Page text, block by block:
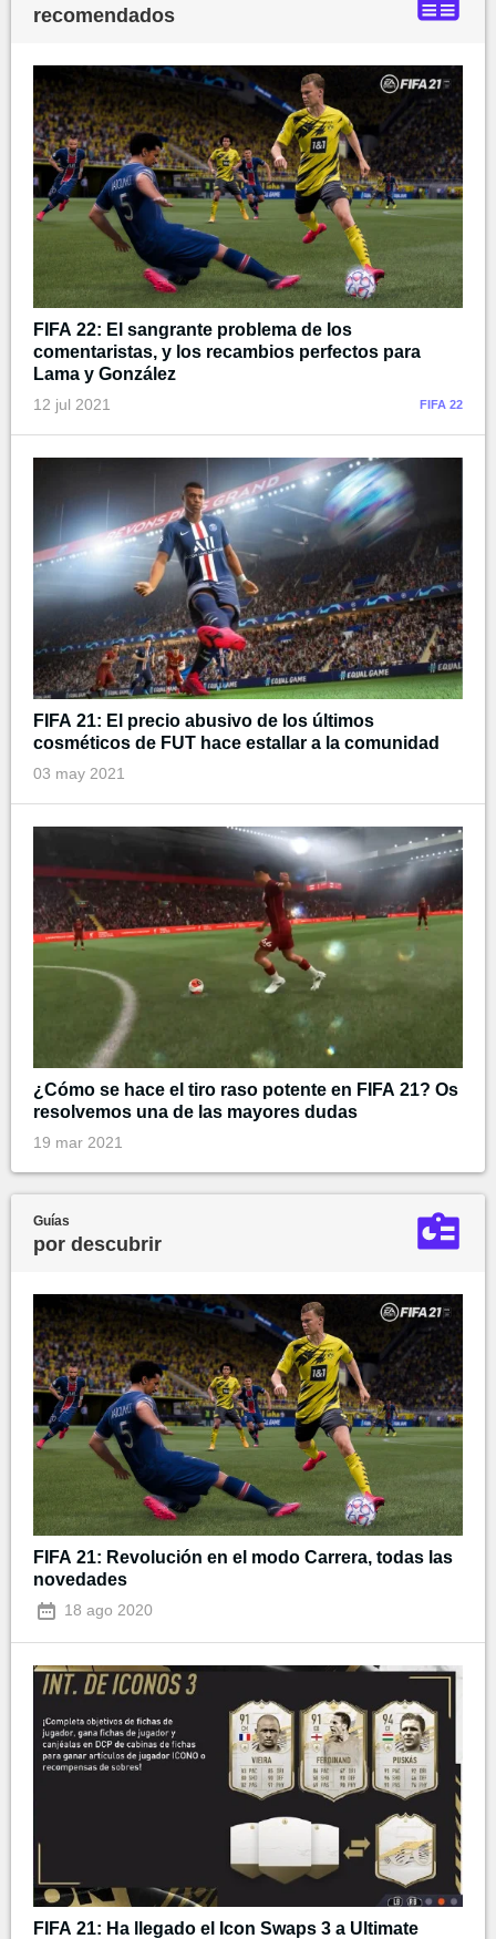
recomendados
FIFA 22: El sangrante problema de los
comentaristas, y los recambios perfectos para
Lama y González
12 jul 2021 FIFA 22
FIFA 21: El precio abusivo de los últimos
cosméticos de FUT hace estallar a la comunidad
03 may 2021
¿Cómo se hace el tiro raso potente en FIFA 21? Os
resolvemos una de las mayores dudas
19 mar 2021
Guías
por descubrir
FIFA 21: Revolución en el modo Carrera, todas las
novedades
18 ago 2020
FIFA 21: Ha llegado el Icon Swaps 3 a Ultimate